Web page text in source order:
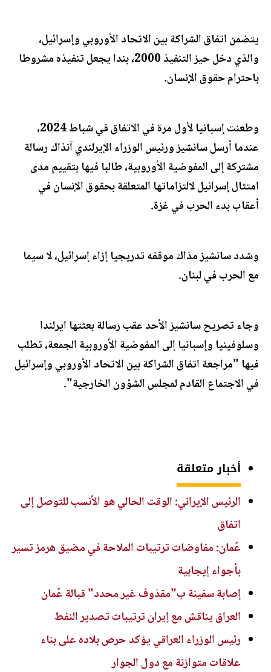
يتضمن اتفاق الشراكة بين الاتحاد الأوروبي وإسرائيل،
والذي دخل حيز التنفيذ 2000، بندا يجعل تنفيذه مشروطا
باحترام حقوق الإنسان.
وطعنت إسبانيا لأول مرة في الاتفاق في شباط 2024،
عندما أرسل سانشيز ورئيس الوزراء الإيرلندي آنذاك رسالة
مشتركة إلى المفوضية الأوروبية، طالبا فيها بتقييم مدى
امتثال إسرائيل لالتزاماتها المتعلقة بحقوق الإنسان في
أعقاب بدء الحرب في غزة.
وشدد سانشيز مذاك موقفه تدريجيا إزاء إسرائيل، لا سيما
مع الحرب في لبنان.
وجاء تصريح سانشيز الأحد عقب رسالة بعثتها ايرلندا
وسلوفينيا وإسبانيا إلى المفوضية الأوروبية الجمعة، تطلب
فيها "مراجعة اتفاق الشراكة بين الاتحاد الأوروبي وإسرائيل
في الاجتماع القادم لمجلس الشؤون الخارجية".
أخبار متعلقة
الرئيس الإيراني: الوقت الحالي هو الأنسب للتوصل إلى
اتفاق
عُمان: مفاوضات ترتيبات الملاحة في مضيق هرمز تسير
بأجواء إيجابية
إصابة سفينة ب"مقذوف غير محدد" قبالة عُمان
العراق يناقش مع إيران ترتيبات تصدير النفط
رئيس الوزراء العراقي يؤكد حرص بلاده على بناء
علاقات متوازنة مع دول الجوار